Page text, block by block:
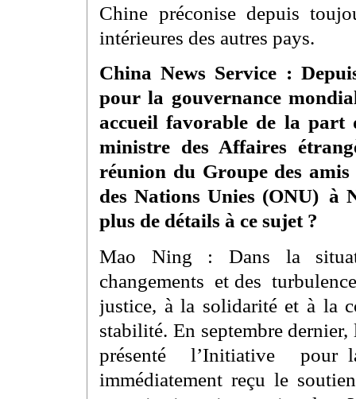
Chine préconise depuis
intérieures des autres pays.
China News Service :
pour la gouvernance
accueil favorable de la part
ministre des Affaires
réunion du Groupe des
des Nations Unies (ONU) à
plus de détails à ce sujet ?
Mao Ning : Dans la
changements et des
justice, à la solidarité et à la
stabilité. En septembre
présenté l’Initiative
immédiatement reçu le